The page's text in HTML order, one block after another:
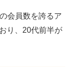
会員数を誇るア
り、20代前半が